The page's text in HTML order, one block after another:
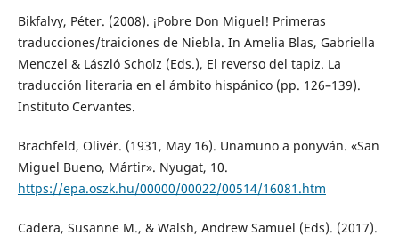
Bikfalvy, Péter. (2008). ¡Pobre Don Miguel! Primeras
traducciones/traiciones de Niebla. In Amelia Blas, Gabriella
Menczel & László Scholz (Eds.), El reverso del tapiz. La
traducción literaria en el ámbito hispánico (pp. 126–139).
Instituto Cervantes.
Brachfeld, Olivér. (1931, May 16). Unamuno a ponyván. «San
Miguel Bueno, Mártir». Nyugat, 10.
https://epa.oszk.hu/00000/00022/00514/16081.htm
Cadera, Susanne M., & Walsh, Andrew Samuel (Eds). (2017).